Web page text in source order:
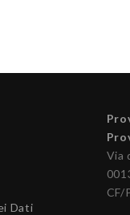
Dati
Via
CF/